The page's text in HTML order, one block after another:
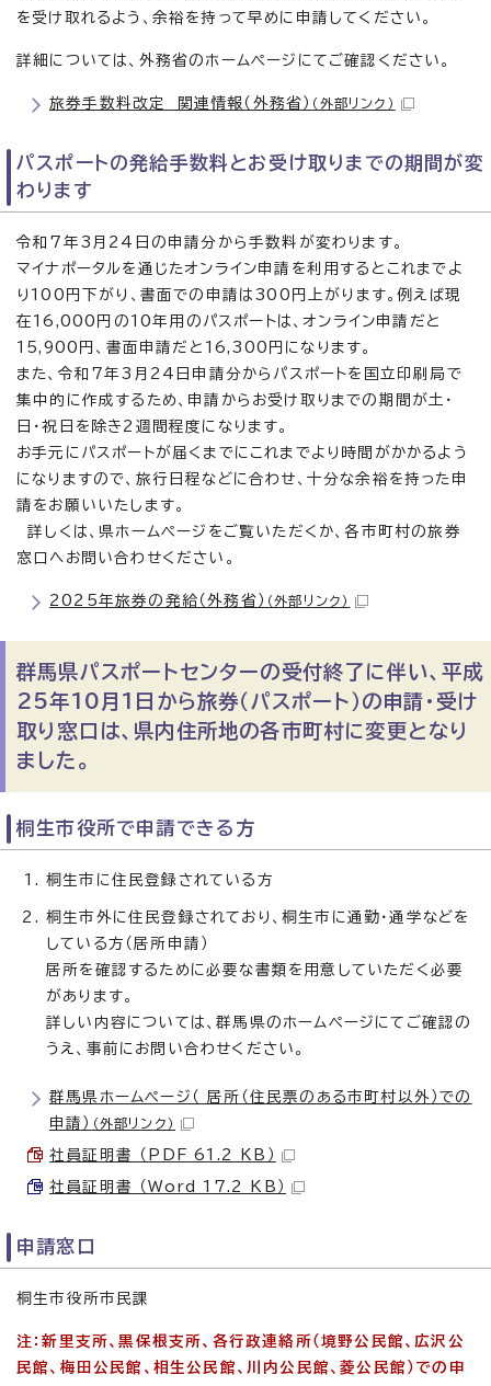
を受け取れるよう、余裕を持って早めに申請してください。
詳細については、外務省のホームページにてご確認ください。
旅券手数料改定 関連情報（外務省） （外部リンク）
パスポートの発給手数料とお受け取りまでの期間が変
わります
令和7年3月24日の申請分から手数料が変わります。
マイナポータルを通じたオンライン申請を利用するとこれまでよ
り100円下がり、書面での申請は300円上がります。例えば現
在16,000円の10年用のパスポートは、オンライン申請だと
15,900円、書面申請だと16,300円になります。
また、令和7年3月24日申請分からパスポートを国立印刷局で
集中的に作成するため、申請からお受け取りまでの期間が土・
日・祝日を除き2週間程度になります。
お手元にパスポートが届くまでにこれまでより時間がかかるよう
になりますので、旅行日程などに合わせ、十分な余裕を持った申
請をお願いいたします。
詳しくは、県ホームページをご覧いただくか、各市町村の旅券
窓口へお問い合わせください。
2025年旅券の発給（外務省） （外部リンク）
群馬県パスポートセンターの受付終了に伴い、平成
25年10月1日から旅券（パスポート）の申請・受け
取り窓口は、県内住所地の各市町村に変更となり
ました。
桐生市役所で申請できる方
桐生市に住民登録されている方
桐生市外に住民登録されており、桐生市に通勤・通学などを
している方（居所申請）
居所を確認するために必要な書類を用意していただく必要
があります。
詳しい内容については、群馬県のホームページにてご確認の
うえ、事前にお問い合わせください。
群馬県ホームページ（ 居所（住民票のある市町村以外）での
申請） （外部リンク）
社員証明書 （PDF 61.2 KB）
社員証明書 （Word 17.2 KB）
申請窓口
桐生市役所市民課
注：新里支所、黒保根支所、各行政連絡所（境野公民館、広沢公
民館、梅田公民館、相生公民館、川内公民館、菱公民館）での申